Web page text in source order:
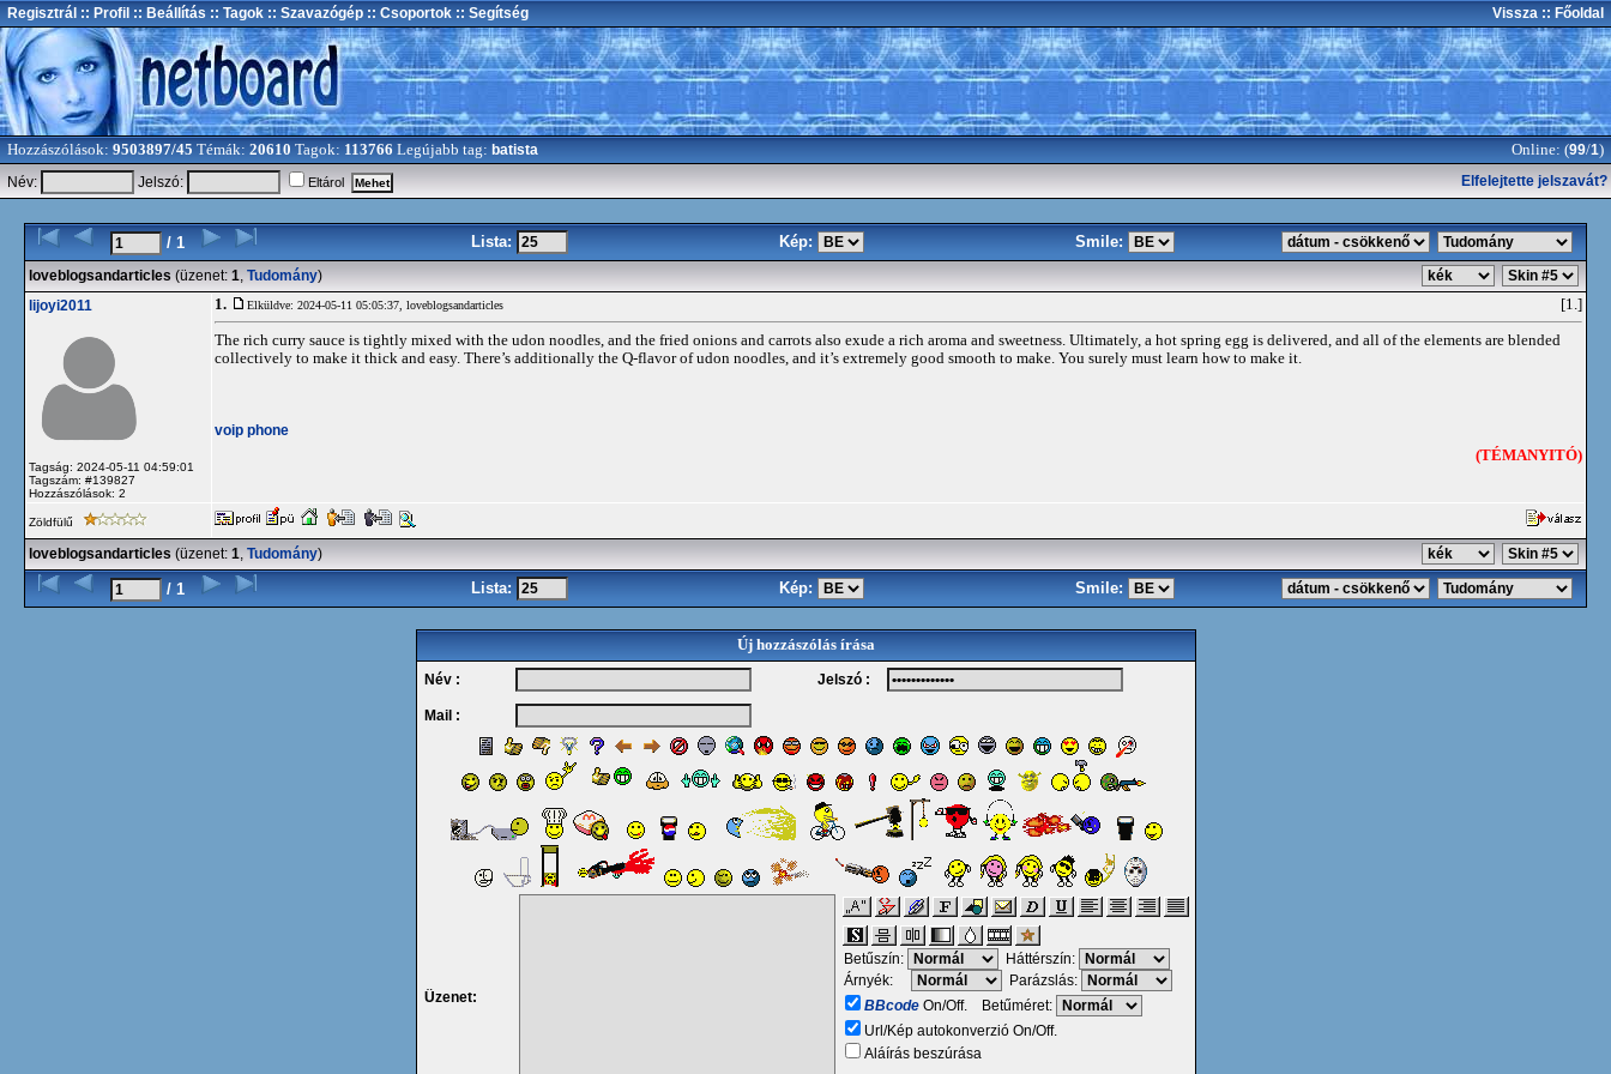
Regisztrál :: Profil :: Beállítás :: Tagok :: Szavazógép :: Csoportok :: Segítség Vissza :: Főoldal
Hozzászólások: 9503897/45 Témák: 20610 Tagok: 113766 Legújabb tag: batista Online: (99/1)
Név: Jelszó: Eltárol Elfelejtette jelszavát?
/ 1 Lista: Kép: Smile:
loveblogsandarticles (üzenet: 1, Tudomány)
lijoyi2011
Tagság: 2024-05-11 04:59:01
Tagszám: #139827
Hozzászólások: 2
1. Elküldve: 2024-05-11 05:05:37, loveblogsandarticles [1.]
The rich curry sauce is tightly mixed with the udon noodles, and the fried onions and carrots also exude a rich aroma and sweetness. Ultimately, a hot spring egg is delivered, and all of the elements are blended
collectively to make it thick and easy. There’s additionally the Q-flavor of udon noodles, and it’s extremely good smooth to make. You surely must learn how to make it.
voip phone
(TÉMANYITÓ)
Zöldfülű
loveblogsandarticles (üzenet: 1, Tudomány)
/ 1 Lista: Kép: Smile:
Új hozzászólás írása
Név : Jelszó :
Mail :
Üzenet:
Betűszín:
Háttérszín:
Árnyék:
Parázslás:
BBcodeOn/Off. Betűméret:
Url/Kép autokonverzió On/Off.
Aláírás beszúrása